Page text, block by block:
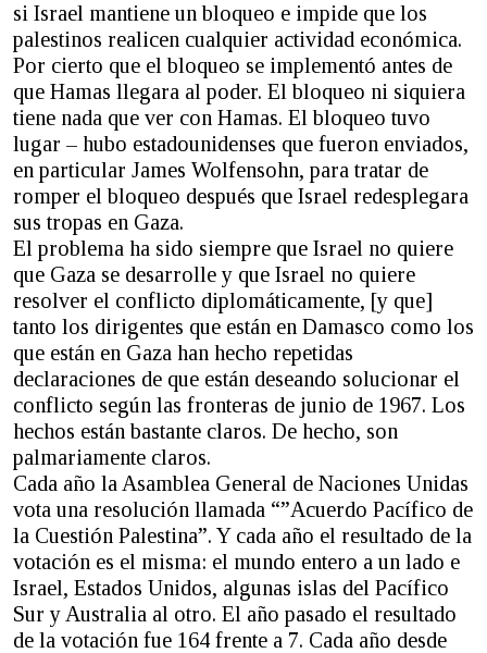
si Israel mantiene un bloqueo e impide que los
palestinos realicen cualquier actividad económica.
Por cierto que el bloqueo se implementó antes de
que Hamas llegara al poder. El bloqueo ni siquiera
tiene nada que ver con Hamas. El bloqueo tuvo
lugar – hubo estadounidenses que fueron enviados,
en particular James Wolfensohn, para tratar de
romper el bloqueo después que Israel redesplegara
sus tropas en Gaza.
El problema ha sido siempre que Israel no quiere
que Gaza se desarrolle y que Israel no quiere
resolver el conflicto diplomáticamente, [y que]
tanto los dirigentes que están en Damasco como los
que están en Gaza han hecho repetidas
declaraciones de que están deseando solucionar el
conflicto según las fronteras de junio de 1967. Los
hechos están bastante claros. De hecho, son
palmariamente claros.
Cada año la Asamblea General de Naciones Unidas
vota una resolución llamada “”Acuerdo Pacífico de
la Cuestión Palestina”. Y cada año el resultado de la
votación es el misma: el mundo entero a un lado e
Israel, Estados Unidos, algunas islas del Pacífico
Sur y Australia al otro. El año pasado el resultado
de la votación fue 164 frente a 7. Cada año desde